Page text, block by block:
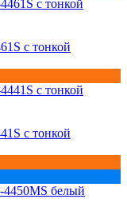
с тонкой
с тонкой